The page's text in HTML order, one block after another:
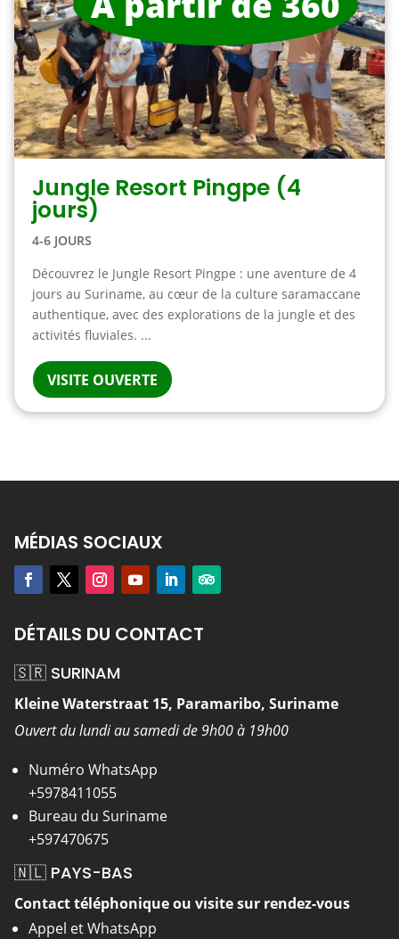
Jungle Resort Pingpe (4
jours)
4-6 JOURS
Découvrez le Jungle Resort Pingpe : une aventure de 4
jours au Suriname, au cœur de la culture saramaccane
authentique, avec des explorations de la jungle et des
activités fluviales. ...
VISITE OUVERTE
MÉDIAS SOCIAUX
DÉTAILS DU CONTACT
🇸🇷 SURINAM
Kleine Waterstraat 15, Paramaribo, Suriname
Ouvert du lundi au samedi de 9h00 à 19h00
Numéro WhatsApp
+5978411055
Bureau du Suriname
+597470675
🇳🇱 PAYS-BAS
Contact téléphonique ou visite sur rendez-vous
Appel et WhatsApp